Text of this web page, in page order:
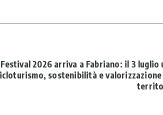
2026 arriva a Fabriano: il 3 luglio
sostenibilità e valorizzazione